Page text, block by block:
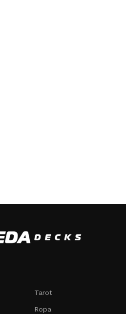
Tarot
Ropa